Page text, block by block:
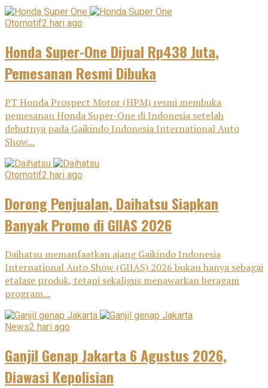
Otomotif2 hari ago
Honda Super-One Dijual Rp438 Juta,
Pemesanan Resmi Dibuka
PT Honda Prospect Motor (HPM) resmi membuka
pemesanan Honda Super-One di Indonesia setelah
debutnya pada Gaikindo Indonesia International Auto
Show...
Otomotif2 hari ago
Dorong Penjualan, Daihatsu Siapkan
Banyak Promo di GIIAS 2026
Daihatsu memanfaatkan ajang Gaikindo Indonesia
International Auto Show (GIIAS) 2026 bukan hanya sebagai
etalase produk, tetapi sekaligus menawarkan beragam
program...
News2 hari ago
Ganjil Genap Jakarta 6 Agustus 2026,
Diawasi Kepolisian